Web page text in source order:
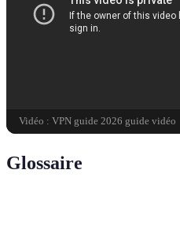
Vidéo : VPN guide 2026 guide vidéo
Glossaire